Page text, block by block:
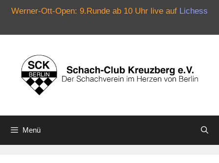
Werner-Ott-Open: 9.Runde ab 10 Uhr live auf Lichess
springen
Menü